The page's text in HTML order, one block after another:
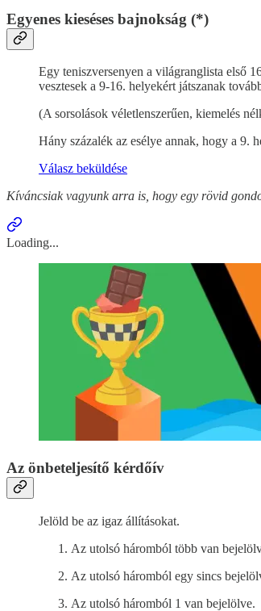
Egyenes kieséses bajnokság (*)
Egy teniszversenyen a világranglista első
vesztesek a 9-16. helyekért játszanak
(A sorsolások véletlenszerűen, kiemelés
Hány százalék az esélye annak, hogy a 9.
Válasz beküldése
Kíváncsiak vagyunk arra is, hogy egy rövid
Loading...
Az önbeteljesítő kérdőív
Jelöld be az igaz állításokat.
Az utolsó háromból több van
Az utolsó háromból egy sincs
Az utolsó háromból 1 van bejelölve.